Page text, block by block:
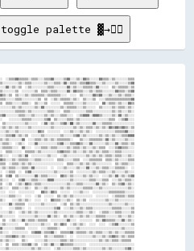
toggle palette ▓→✊🏽
░░▒▒▒▒▒▒░░▒▒▒▒
▓▓░░▒▒░░▒▒▒▒▒▒░░▒▒▓▓░░░░░░  ▒▒▒▒░░░░░░░░▒▒░░▒▒  ▒▒░░░░  ░░░░░░░░░░▒▒░░    ░░░░▒▒░░▒▒░░  ░░░░  ░░  ▓▓▒▒▒▒░░░░▒▒░░  ▒▒░░▒▒  ░░░░░░░░░░▒▒░░░░▒▒░░░░░░░░░░
▓▓▒▒░░▓▓▒▒▒▒▒▒░░▒▒▒▒▒▒░░░░▒▒░░░░▒▒░░▒▒░░  ▒▒░░  ░░░░░░▓▓░░░░░░░░░░░░░░░░▓▓░░▒▒▒▒▒▒  ░░░░░░░░▒▒░░░░░░░░  ░░▒▒  ▒▒░░▒▒░░░░░░░░░░░░░░░░░░▒▒░░░░░░░░▒▒░░░░
▓▓░░░░░░▒▒▓▓░░▒▒▓▓░░░░░░▒▒▒▒░░▒▒▒▒░░░░▓▓▒▒░░▓▓  ░░██░░░░  ░░▒▒░░░░░░    ░░░░▒▒▒▒░░  ░░  ░░░░░░░░░░░░▒▒▓▓  ░░░░▒▒░░░░▒▒░░▒▒▒▒░░░░░░░░░░░░▒▒▒▒▒▒░░░░░░▒▒
░░▒▒░░▒▒░░▒▒░░▒▒▒▒░░▒▒░░▒▒░░▓▓░░░░▒▒░░░░░░░░░░░░░░░░░░░░▒▒▒▒░░▒▒░░░░░░░░▒▒░░  ░░▒▒░░▒▒░░▒▒░░░░░░░░░░▒▒░░░░░░░░░░░░▒▒▒▒░░░░▒▒░░  ░░▒▒▒▒░░░░▒▒▒▒░░░░░░▒▒
▒▒▒▒▒▒▒▒░░▒▒▒▒░░▒▒░░▒▒░░░░░░░░░░░░  ░░░░▒▒░░▒▒░░▒▒░░▒▒░░  ░░░░░░░░▒▒░░░░░░░░  ░░░░░░░░░░▒▒░░░░░░▓▓░░▒▒░░  ▒▒░░▒▒░░░░▒▒░░▒▒░░░░▒▒▒▒▒▒░░░░░░░░▒▒░░░░▒▒░░
▒▒▒▒░░░░░░▒▒▒▒▒▒░░▒▒░░░░░░░░  ░░▒▒▒▒▓▓░░  ░░▒▒▒▒░░▒▒░░░░░░░░  ░░░░  ▒▒  ░░▒▒░░░░▓▓░░▒▒▒▒░░▒▒▒▒▒▒  ░░░░░░░░░░▓▓░░░░  ░░░░░░░░  ▒▒░░▓▓▒▒▒▒▒▒░░░░▓▓░░▒▒░░
▒▒░░▓▓▒▒░░▒▒▒▒░░▓▓░░▓▓▓▓░░░░░░░░░░░░▒▒▒▒░░▒▒░░    ▒▒▒▒▒▒░░░░░░▒▒░░░░▒▒░░░░░░░░    ▒▒░░░░░░░░▒▒░░░░  ▒▒░░▓▓▒▒  ░░▒▒░░▒▒░░  ░░░░  ░░░░  ░░▒▒▓▓░░░░░░░░▒▒
░░▒▒░░▒▒░░░░▒▒▒▒░░▒▒▓▓░░░░░░▓▓▒▒  ░░▒▒░░░░▒▒░░░░░░░░░░░░░░░░░░▒▒▒▒▓▓░░░░░░░░▒▒▒▒▒▒  ░░░░░░  ░░░░▒▒▒▒▒▒░░    ░░░░░░▒▒░░░░░░░░░░░░░░░░░░░░░░░░░░▒▒░░░░░░
▒▒▒▒▒▒░░▒▒░░▒▒░░░░░░░░░░▒▒▒▒░░░░░░▒▒▒▒▒▒░░▒▒░░░░░░▓▓▒▒░░    ▒▒▒▒▒▒▒▒░░░░  ░░░░░░░░░░  ▒▒▓▓▓▓░░▒▒▒▒▓▓░░  ▒▒▒▒▒▒▓▓░░▒▒▒▒▒▒░░▒▒░░▒▒▒▒░░░░▒▒░░▒▒░░░░▒▒▒▒▒▒
▒▒░░▒▒░░░░░░░░  ░░▒▒░░▓▓░░░░░░░░▒▒▒▒▒▒  ░░░░░░▒▒▒▒░░▒▒▒▒░░░░░░  ▓▓░░░░▒▒▒▒▓▓▒▒░░▒▒░░░░░░░░░░  ▒▒░░░░▒▒▒▒▒▒░░  ░░  ░░░░░░░░░░▒▒░░░░▒▒░░▒▒▓▓▒▒░░▒▒░░▒▒▒▒
░░▒▒▒▒▒▒▒▒░░░░▒▒░░▒▒▒▒░░░░░░▒▒  ▒▒░░▓▓░░░░░░░░░░░░▒▒░░░░░░░░▒▒░░░░▒▒░░▒▒░░░░    ▒▒░░    ░░░░░░▒▒░░░░░░░░▒▒▒▒░░▒▒░░░░░░░░░░░░░░░░▒▒░░▒▒░░▒▒▒▒░░▒▒▒▒▒▒  
░░░░░░  ▒▒▒▒▒▒░░  ░░░░░░░░░░░░▒▒░░▒▒░░░░░░  ▒▒░░▒▒░░▒▒▓▓▒▒▒▒░░░░▒▒░░  ▒▒  ▒▒▒▒░░▒▒▒▒▓▓░░▒▒  ░░▒▒░░▓▓░░░░▓▓▒▒▒▒▒▒░░░░░░░░  ░░░░░░░░░░░░░░░░░░░░░░░░░░░░
░░▒▒▒▒▓▓░░░░░░▒▒░░▒▒▒▒  ░░░░▒▒░░░░░░░░  ▒▒░░▒▒▒▒░░░░▒▒  ░░░░  ░░  ░░░░▒▒░░░░░░░░░░░░░░▒▒░░▒▒░░░░░░  ░░▒▒░░░░░░░░▒▒▒▒░░▒▒░░░░░░░░░░▒▒░░▒▒░░░░░░░░▒▒▓▓░░
░░░░░░░░▒▒░░░░░░░░▒▒░░░░  ▓▓▓▓▒▒▒▒░░░░▓▓▓▓░░  ▒▒▓▓▒▒░░▒▒▒▒▒▒▒▒░░░░░░▓▓░░░░░░░░▓▓░░▒▒░░▒▒░░▒▒▒▒░░░░░░░░▒▒▒▒░░░░░░░░▒▒░░░░░░░░░░░░░░░░▒▒░░▒▒░░▒▒░░░░░░░░
▒▒░░░░░░░░░░░░▓▓░░░░  ▒▒▒▒░░▒▒░░▒▒▒▒▒▒  ░░▒▒▒▒▒▒░░░░▒▒░░░░░░░░▒▒░░▒▒▓▓  ▒▒░░░░▓▓░░░░▒▒░░▒▒▓▓░░░░░░░░░░▒▒  ░░▒▒░░░░▒▒▒▒██░░▒▒░░░░░░  ░░░░░░░░░░░░▒▒▒▒  
▒▒▒▒▒▒░░░░▒▒▒▒▒▒▓▓▒▒░░░░░░░░░░▒▒▒▒░░░░░░░░    ░░░░  ░░░░▒▒  ░░▒▒░░░░▒▒░░░░▒▒░░    ░░  ░░░░░░░░░░  ▒▒░░░░▒▒░░▒▒▒▒░░░░░░░░░░▒▒░░░░░░░░░░░░░░░░░░░░░░░░░░
░░░░░░░░▒▒░░▓▓░░▒▒░░░░▒▒░░░░░░▒▒▒▒░░▒▒▒▒░░▒▒▒▒░░░░▓▓▒▒  ░░░░░░▒▒░░░░░░  ░░░░▒▒░░    ░░░░░░░░░░░░░░▓▓░░░░░░░░▓▓░░▓▓░░▓▓▒▒░░░░░░▒▒▒▒▓▓▒▒░░░░▒▒▒▒░░▓▓▒▒▒▒
▒▒▒▒░░    ░░▒▒▒▒▒▒░░▒▒▒▒▒▒░░░░░░░░▒▒░░▒▒░░░░░░░░░░░░▒▒▒▒▒▒░░▒▒    ░░░░░░░░░░    ░░░░▒▒░░▒▒▒▒  ▒▒░░░░░░  ░░▒▒░░░░  ▒▒▓▓░░  ▒▒░░░░░░░░░░▒▒▒▒░░░░▒▒░░░░░░
▒▒░░▒▒▒▒▓▓░░▒▒░░░░▒▒▒▒░░░░░░▒▒░░  ▒▒▓▓░░░░░░░░░░░░▒▒░░  ░░▒▒░░▓▓    ░░  ░░░░▒▒░░▒▒░░▒▒▒▒░░░░  ░░  ░░░░▒▒░░██▒▒▒▒░░░░▒▒▒▒░░░░░░░░░░░░░░▒▒░░░░░░░░░░▒▒▒▒
▒▒▒▒░░░░░░░░  ▓▓▒▒▒▒░░░░▓▓░░▒▒▒▒▓▓░░░░░░▒▒▒▒░░▒▒▒▒░░▓▓░░  ░░▒▒░░░░░░░░▒▒▓▓▒▒░░░░░░▒▒  ▒▒▒▒░░░░░░░░░░▒▒░░░░░░░░░░░░░░░░░░░░░░░░  ░░░░▒▒▒▒▒▒░░░░░░▒▒▒▒░░
▒▒░░▓▓▒▒▒▒▒▒▒▒▒▒░░░░░░░░▒▒▒▒▒▒░░░░░░░░▒▒  ░░░░▒▒░░░░░░  ░░░░░░░░░░░░░░  ░░▓▓░░░░░░░░░░░░▒▒░░░░░░░░░░░░▒▒░░░░░░░░▓▓░░▒▒▒▒░░░░▓▓▒▒▒▒▓▓░░▓▓░░▒▒▒▒▒▒░░██░░
░░▒▒░░░░░░▒▒░░░░▒▒░░▒▒░░░░░░▒▒░░░░▒▒░░░░░░  ░░▒▒  ▒▒▒▒░░░░░░░░░░▒▒▒▒▒▒░░░░░░░░░░░░░░▒▒░░    ░░░░░░▒▒░░  ▒▒░░▒▒▓▓░░░░░░░░▒▒░░▒▒░░░░▒▒▓▓░░░░▒▒░░▓▓░░▒▒▒▒
▒▒░░▒▒░░░░▒▒▒▒░░░░░░░░░░░░░░░░▒▒▓▓░░░░░░▒▒░░░░▓▓░░░░░░  ░░░░░░▒▒░░░░░░░░░░░░▒▒  ▒▒  ░░░░▒▒░░░░░░░░░░░░░░▒▒  ░░░░░░  ░░  ▒▒▒▒░░░░░░░░▒▒▓▓░░▒▒▒▒▒▒░░▒▒░░
░░░░▒▒▒▒░░  ▒▒▒▒▒▒▒▒▒▒░░▒▒░░▒▒░░░░  ▒▒░░▒▒░░░░░░░░░░░░▒▒▒▒  ░░░░░░▓▓▓▓▒▒  ▒▒▓▓░░░░░░  ▓▓░░    ░░  ▒▒▒▒  ▒▒░░▒▒░░░░▒▒▒▒░░░░▒▒░░▒▒░░░░░░▒▒░░▒▒░░▒▒▒▒  ░░
░░░░▒▒▒▒░░▒▒  ░░░░▓▓▒▒░░░░░░▒▒░░▒▒▒▒░░░░░░░░░░  ░░░░░░░░    ░░▒▒░░░░  ░░  ░░  ░░▓▓░░░░░░▒▒░░░░░░░░▓▓░░  ▒▒░░░░░░░░░░▒▒▒▒░░░░░░░░░░░░▒▒▒▒░░▒▒░░░░▒▒▒▒▒▒
▒▒▒▒░░░░▒▒░░▒▒▒▒░░▒▒  ░░▒▒░░  ▒▒░░▒▒░░░░░░░░░░  ░░░░░░░░░░▒▒      ░░░░░░░░░░░░░░░░▒▒░░  ░░▒▒░░▓▓░░  ░░░░▒▒░░░░░░▓▓▒▒░░░░░░░░░░▒▒░░░░▒▒░░░░░░░░▒▒░░▒▒░░
▒▒░░░░▒▒░░░░░░▒▒▓▓▒▒▒▒░░▒▒  ░░░░░░░░░░  ░░░░░░▒▒░░░░░░▒▒░░▒▒▒▒▒▒░░▓▓░░░░░░▒▒░░░░░░▒▒▒▒▒▒░░░░░░░░▒▒▒▒  ░░▒▒░░░░░░▒▒░░░░▒▒  ░░▒▒▒▒▒▒░░▓▓░░▓▓▒▒██▒▒▒▒▓▓░░
▒▒▒▒▒▒▒▒▒▒░░░░▒▒▒▒▒▒░░░░▒▒░░▒▒░░░░▒▒░░▒▒▒▒▓▓▒▒░░██░░░░░░░░░░▓▓░░░░░░  ░░  ░░░░░░  ░░░░▓▓▒▒░░░░░░░░░░░░░░▒▒░░░░░░░░▒▒░░▒▒▒▒▒▒░░░░░░░░▒▒░░░░░░░░▒▒▒▒░░▒▒
▒▒░░▒▒░░▒▒▒▒░░▒▒▒▒░░░░▒▒▓▓▒▒  ▒▒░░░░▒▒░░░░░░▒▒░░▒▒░░▒▒░░░░░░░░░░  ░░  ░░░░  ░░░░░░░░░░  ░░░░░░░░░░░░░░░░░░░░▒▒▒▒▒▒░░░░▒▒▒▒░░░░░░▒▒▒▒  ▒▒░░░░▒▒░░░░▒▒▒▒
▒▒░░▒▒▓▓░░▒▒░░▓▓▒▒▒▒▒▒░░▒▒░░░░░░░░  ░░▓▓▓▓░░░░░░▒▒▒▒░░░░░░░░░░▒▒░░░░  ░░▒▒▓▓░░▒▒░░░░▒▒░░▒▒░░▒▒▒▒▒▒░░▒▒▒▒░░░░░░░░░░▒▒▒▒▒▒░░░░░░░░▒▒░░░░░░░░▒▒░░░░░░░░░░
▒▒▒▒░░▓▓▒▒░░░░▒▒▒▒▒▒░░░░░░▒▒▒▒░░░░░░░░░░░░▓▓▒▒▒▒░░░░▒▒▒▒░░▒▒▒▒░░░░▒▒▒▒▒▒▒▒▒▒▒▒░░░░▒▒░░▓▓  ░░░░░░▒▒▒▒  ▒▒░░░░▒▒░░░░░░░░▒▒░░  ░░▒▒▒▒░░░░░░▒▒▒▒▒▒░░▒▒░░░░
▓▓▒▒▒▒░░░░▓▓░░░░▓▓░░▒▒▒▒░░▒▒░░░░░░▒▒▒▒▓▓░░░░  ░░▓▓░░▒▒░░░░░░▒▒░░▒▒░░░░  ░░░░  ░░░░░░░░░░▒▒▒▒░░░░░░▒▒▒▒▒▒▒▒░░░░░░▓▓░░░░░░░░░░░░░░░░▒▒▒▒▒▒░░░░▓▓▒▒░░▒▒░░
░░░░▒▒░░▒▒▒▒▒▒░░▒▒░░▒▒░░░░▓▓▒▒░░▒▒░░░░░░░░░░░░░░░░░░░░░░  ░░░░▒▒░░▒▒░░▒▒░░░░▒▒░░░░░░░░░░  ░░░░░░▓▓░░░░▒▒░░░░░░▓▓░░▓▓░░▓▓▒▒▓▓▓▓░░░░▒▒░░▒▒▒▒░░░░░░▒▒░░▒▒
▒▒▒▒▓▓▓▓▒▒▒▒░░░░▒▒░░░░▒▒▒▒▓▓▒▒░░  ░░░░▒▒▒▒░░░░░░░░░░░░░░░░░░░░░░▒▒▒▒░░░░░░░░  ▒▒  ░░▓▓░░░░░░░░░░░░▒▒░░░░░░▓▓░░▒▒░░▒▒▒▒░░░░▒▒▓▓░░▓▓▒▒░░▓▓░░▒▒▒▒▒▒▒▒░░░░
▒▒░░▒▒▒▒▓▓▒▒▒▒░░▒▒▒▒░░▒▒▒▒░░░░░░    ░░░░░░░░▒▒░░░░▒▒▒▒▒▒░░░░▒▒░░▒▒░░▒▒░░░░▒▒░░░░░░░░░░▒▒▒▒░░░░░░░░░░░░░░░░░░░░░░░░░░░░░░▒▒▒▒░░░░░░▒▒░░▒▒░░░░░░▒▒░░▒▒░░
▒▒░░▒▒░░░░▒▒░░▒▒▒▒▒▒▒▒▒▒░░▓▓▓▓░░░░░░▒▒▒▒░░░░░░▒▒▒▒░░░░░░░░▒▒░░▒▒▒▒▒▒░░░░  ░░░░░░░░░░░░░░▒▒░░░░░░░░░░░░░░░░▓▓▒▒░░▒▒▒▒░░░░░░▒▒▒▒░░▒▒░░░░░░▒▒░░░░▓▓░░▒▒░░
▒▒░░░░▒▒▓▓░░▓▓▓▓▒▒▒▒▒▒▒▒░░░░▒▒░░░░